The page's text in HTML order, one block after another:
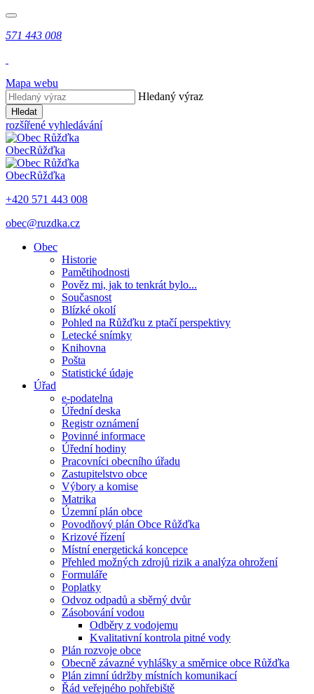
571 443 008
Mapa webu
Hledaný výraz
Hledat
rozšířené vyhledávání
ObecRůžďka
ObecRůžďka
+420 571 443 008
obec@ruzdka.cz
Obec
Historie
Pamětihodnosti
Pověz mi, jak to tenkrát bylo...
Současnost
Blízké okolí
Pohled na Růžďku z ptačí perspektivy
Letecké snímky
Knihovna
Pošta
Statistické údaje
Úřad
e-podatelna
Úřední deska
Registr oznámení
Povinné informace
Úřední hodiny
Pracovníci obecního úřadu
Zastupitelstvo obce
Výbory a komise
Matrika
Územní plán obce
Povodňový plán Obce Růžďka
Krizové řízení
Místní energetická koncepce
Přehled možných zdrojů rizik a analýza ohrožení
Formuláře
Poplatky
Odvoz odpadů a sběrný dvůr
Zásobování vodou
Odběry z vodojemu
Kvalitativní kontrola pitné vody
Plán rozvoje obce
Obecně závazné vyhlášky a směrnice obce Růžďka
Plán zimní údržby místních komunikací
Řád veřejného pohřebiště